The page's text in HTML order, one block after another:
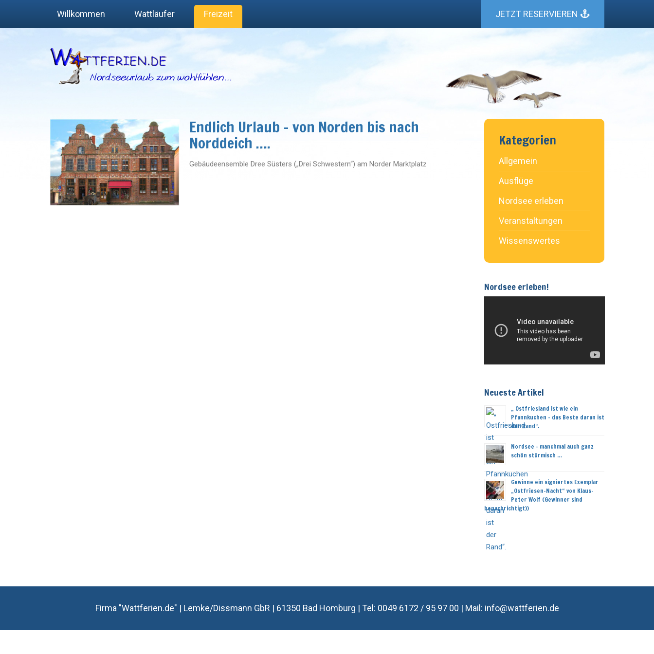
Willkommen Wattläufer Freizeit JETZT RESERVIEREN
Endlich Urlaub – von Norden bis nach
Norddeich ….
Gebäudeensemble Dree Süsters („Drei Schwestern“) am Norder Marktplatz
Kategorien
Allgemein
Ausflüge
Nordsee erleben
Veranstaltungen
Wissenswertes
Nordsee erleben!
Neueste Artikel
„ Ostfriesland ist wie ein
Pfannkuchen – das Beste daran ist
der Rand“.
Nordsee – manchmal auch ganz
schön stürmisch …
Gewinne ein signiertes Exemplar
„Ostfriesen-Nacht“ von Klaus-
Peter Wolf (Gewinner sind
benachrichtigt))
Firma "Wattferien.de" | Lemke/Dissmann GbR | 61350 Bad Homburg | Tel: 0049 6172 / 95 97 00 | Mail: info@wattferien.de